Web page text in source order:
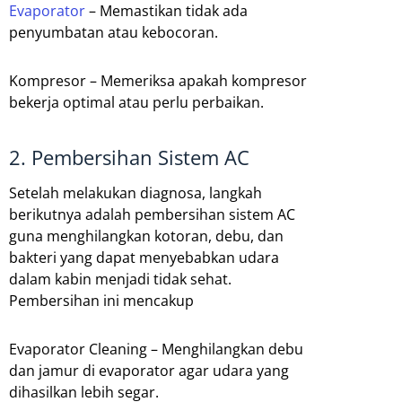
Evaporator– Memastikan tidak ada
penyumbatan atau kebocoran.
Kompresor – Memeriksa apakah kompresor
bekerja optimal atau perlu perbaikan.
2. Pembersihan Sistem AC
Setelah melakukan diagnosa, langkah
berikutnya adalah pembersihan sistem AC
guna menghilangkan kotoran, debu, dan
bakteri yang dapat menyebabkan udara
dalam kabin menjadi tidak sehat.
Pembersihan ini mencakup
Evaporator Cleaning – Menghilangkan debu
dan jamur di evaporator agar udara yang
dihasilkan lebih segar.